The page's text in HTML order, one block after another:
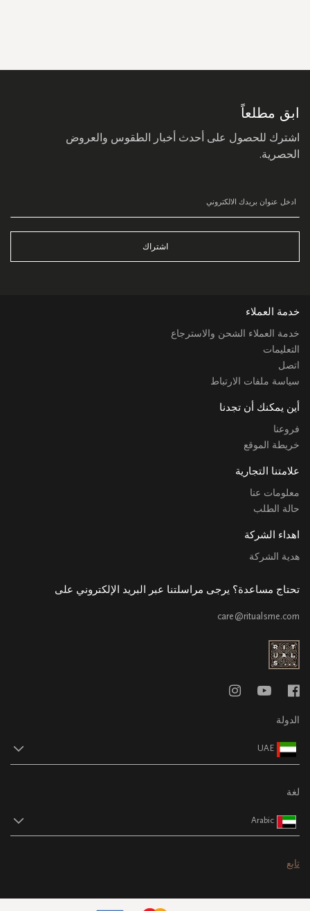
ابق مطلعاً
اشترك للحصول على أحدث أخبار الطقوس والعروض
الحصرية.
اشتراك
خدمة العملاء
خدمة العملاء الشحن والاسترجاع
التعليمات
اتصل
سياسة ملفات الارتباط
أين يمكنك أن تجدنا
فروعنا
خريطة الموقع
علامتنا التجارية
معلومات عنا
حالة الطلب
اهداء الشركة
هدية الشركة
تحتاج مساعدة؟ يرجى مراسلتنا عبر البريد الإلكتروني على
care@ritualsme.com
الدولة
UAE
لغة
Arabic
تابع